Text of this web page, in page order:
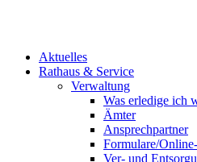
Aktuelles
Rathaus & Service
Verwaltung
Was erledige ich
Ämter
Ansprechpartner
Formulare/
Ver- und